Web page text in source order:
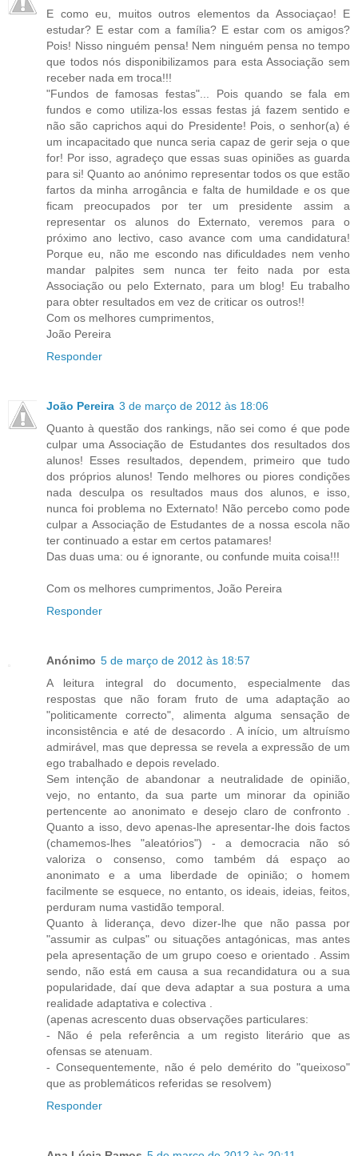
E como eu, muitos outros elementos da Associaçao! E
estudar? E estar com a família? E estar com os amigos?
Pois! Nisso ninguém pensa! Nem ninguém pensa no tempo
que todos nós disponibilizamos para esta Associação sem
receber nada em troca!!!
"Fundos de famosas festas"... Pois quando se fala em
fundos e como utiliza-los essas festas já fazem sentido e
não são caprichos aqui do Presidente! Pois, o senhor(a) é
um incapacitado que nunca seria capaz de gerir seja o que
for! Por isso, agradeço que essas suas opiniões as guarda
para si! Quanto ao anónimo representar todos os que estão
fartos da minha arrogância e falta de humildade e os que
ficam preocupados por ter um presidente assim a
representar os alunos do Externato, veremos para o
próximo ano lectivo, caso avance com uma candidatura!
Porque eu, não me escondo nas dificuldades nem venho
mandar palpites sem nunca ter feito nada por esta
Associação ou pelo Externato, para um blog! Eu trabalho
para obter resultados em vez de criticar os outros!!
Com os melhores cumprimentos,
João Pereira
Responder
João Pereira 3 de março de 2012 às 18:06
Quanto à questão dos rankings, não sei como é que pode
culpar uma Associação de Estudantes dos resultados dos
alunos! Esses resultados, dependem, primeiro que tudo
dos próprios alunos! Tendo melhores ou piores condições
nada desculpa os resultados maus dos alunos, e isso,
nunca foi problema no Externato! Não percebo como pode
culpar a Associação de Estudantes de a nossa escola não
ter continuado a estar em certos patamares!
Das duas uma: ou é ignorante, ou confunde muita coisa!!!
Com os melhores cumprimentos, João Pereira
Responder
Anónimo 5 de março de 2012 às 18:57
A leitura integral do documento, especialmente das
respostas que não foram fruto de uma adaptação ao
"politicamente correcto", alimenta alguma sensação de
inconsistência e até de desacordo . A início, um altruísmo
admirável, mas que depressa se revela a expressão de um
ego trabalhado e depois revelado.
Sem intenção de abandonar a neutralidade de opinião,
vejo, no entanto, da sua parte um minorar da opinião
pertencente ao anonimato e desejo claro de confronto .
Quanto a isso, devo apenas-lhe apresentar-lhe dois factos
(chamemos-lhes "aleatórios") - a democracia não só
valoriza o consenso, como também dá espaço ao
anonimato e a uma liberdade de opinião; o homem
facilmente se esquece, no entanto, os ideais, ideias, feitos,
perduram numa vastidão temporal.
Quanto à liderança, devo dizer-lhe que não passa por
"assumir as culpas" ou situações antagónicas, mas antes
pela apresentação de um grupo coeso e orientado . Assim
sendo, não está em causa a sua recandidatura ou a sua
popularidade, daí que deva adaptar a sua postura a uma
realidade adaptativa e colectiva .
(apenas acrescento duas observações particulares:
- Não é pela referência a um registo literário que as
ofensas se atenuam.
- Consequentemente, não é pelo demérito do "queixoso"
que as problemáticos referidas se resolvem)
Responder